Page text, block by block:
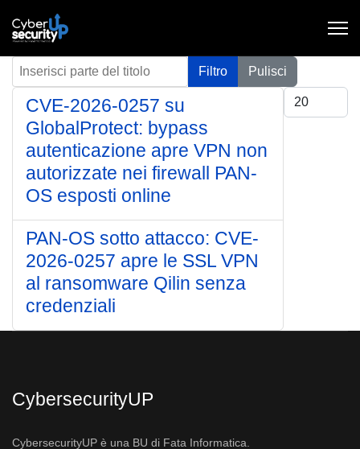
Inserisci parte del titolo Filtro
Pulisci
Visualizza #
CVE-2026-0257 su
GlobalProtect: bypass
autenticazione apre VPN non
autorizzate nei firewall PAN-
OS esposti online
PAN-OS sotto attacco: CVE-
2026-0257 apre le SSL VPN
al ransomware Qilin senza
credenziali
CybersecurityUP
CybersecurityUP è una BU di Fata Informatica.